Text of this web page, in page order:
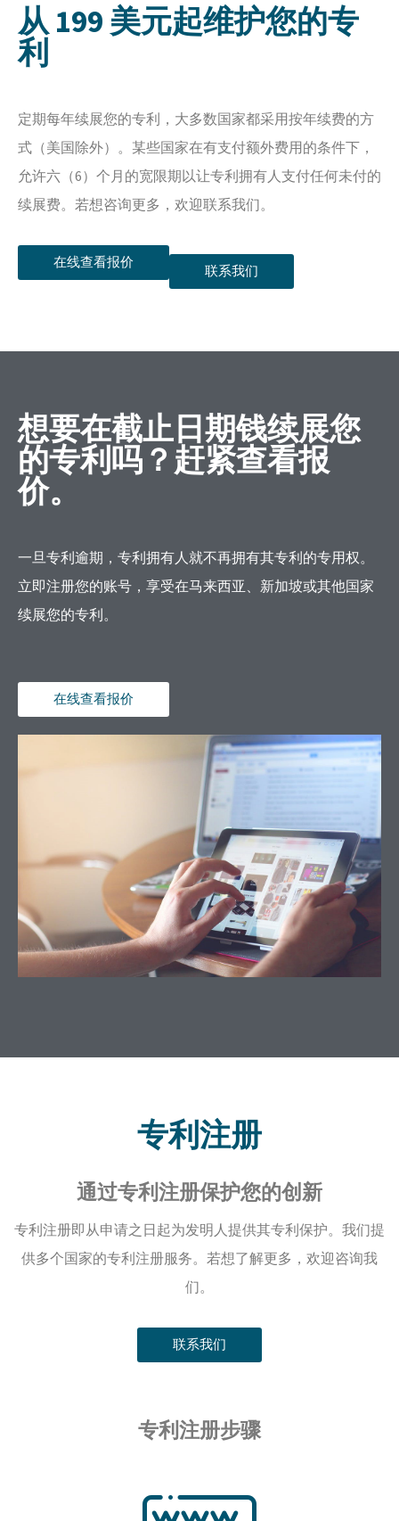
从 199 美元起维护您的专
利
定期每年续展您的专利，大多数国家都采用按年续费的方
式（美国除外）。某些国家在有支付额外费用的条件下，
允许六（6）个月的宽限期以让专利拥有人支付任何未付的
续展费。若想咨询更多，欢迎联系我们。
在线查看报价
联系我们
想要在截止日期钱续展您
的专利吗？赶紧查看报
价。
一旦专利逾期，专利拥有人就不再拥有其专利的专用权。
立即注册您的账号，享受在马来西亚、新加坡或其他国家
续展您的专利。
在线查看报价
专利注册
通过专利注册保护您的创新
专利注册即从申请之日起为发明人提供其专利保护。我们提
供多个国家的专利注册服务。若想了解更多，欢迎咨询我
们。
联系我们
专利注册步骤